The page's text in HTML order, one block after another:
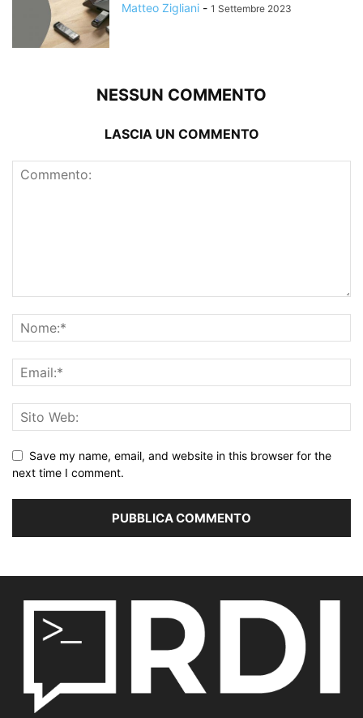
Matteo Zigliani - 1 Settembre 2023
NESSUN COMMENTO
LASCIA UN COMMENTO
Save my name, email, and website in this browser for the
next time I comment.